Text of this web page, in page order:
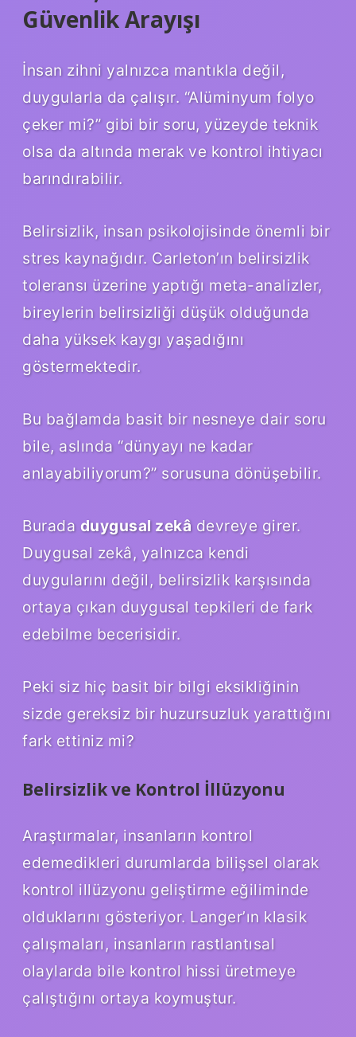
Güvenlik Arayışı
İnsan zihni yalnızca mantıkla değil,
duygularla da çalışır. “Alüminyum folyo
çeker mi?” gibi bir soru, yüzeyde teknik
olsa da altında merak ve kontrol ihtiyacı
barındırabilir.
Belirsizlik, insan psikolojisinde önemli bir
stres kaynağıdır. Carleton’ın belirsizlik
toleransı üzerine yaptığı meta-analizler,
bireylerin belirsizliği düşük olduğunda
daha yüksek kaygı yaşadığını
göstermektedir.
Bu bağlamda basit bir nesneye dair soru
bile, aslında “dünyayı ne kadar
anlayabiliyorum?” sorusuna dönüşebilir.
Burada duygusal zekâdevreye girer.
Duygusal zekâ, yalnızca kendi
duygularını değil, belirsizlik karşısında
ortaya çıkan duygusal tepkileri de fark
edebilme becerisidir.
Peki siz hiç basit bir bilgi eksikliğinin
sizde gereksiz bir huzursuzluk yarattığını
fark ettiniz mi?
Belirsizlik ve Kontrol İllüzyonu
Araştırmalar, insanların kontrol
edemedikleri durumlarda bilişsel olarak
kontrol illüzyonu geliştirme eğiliminde
olduklarını gösteriyor. Langer’ın klasik
çalışmaları, insanların rastlantısal
olaylarda bile kontrol hissi üretmeye
çalıştığını ortaya koymuştur.